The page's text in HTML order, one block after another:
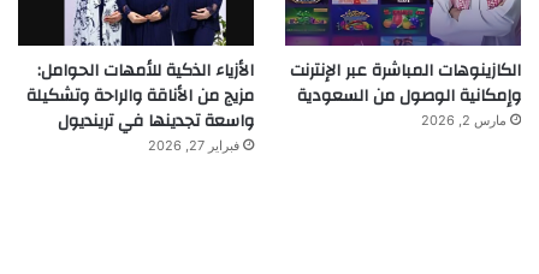
الكازينوهات المباشرة عبر الإنترنت
وإمكانية الوصول من السعودية
مارس 2, 2026
الأزياء الذكية للأمهات الحوامل:
مزيج من الأناقة والراحة وتشكيلة
واسعة تجدينها في ترينديول
فبراير 27, 2026